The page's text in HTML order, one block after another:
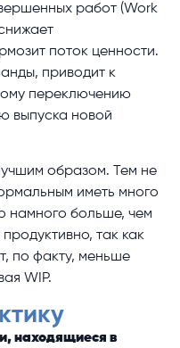
работ (Work
поток ценности.
приводит к
переключению
выпуска новой
образом. Тем не
иметь много
намного больше, чем
так как
по факту, меньше
WIP.
находящиеся в